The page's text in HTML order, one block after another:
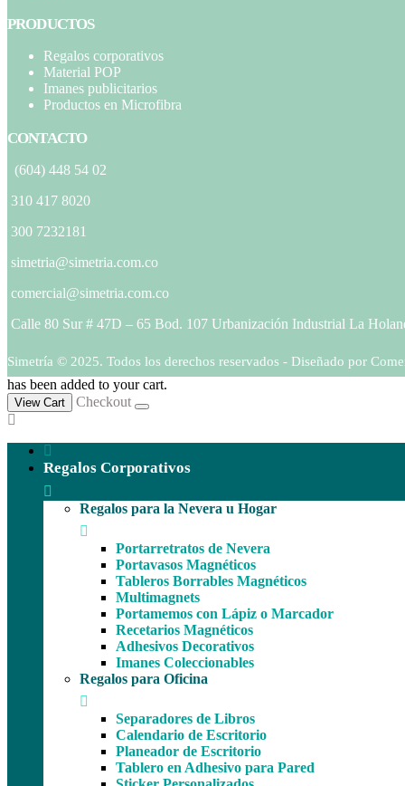
PRODUCTOS
Regalos corporativos
Material POP
Imanes publicitarios
Productos en Microfibra
CONTACTO
(604) 448 54 02
310 417 8020
300 7232181
simetria@simetria.com.co
comercial@simetria.com.co
Calle 80 Sur # 47D – 65 Bod. 107 Urbanización Industrial La
Simetría © 2025. Todos los derechos reservados - Diseñado por
has been added to your cart.
View Cart Checkout
Regalos Corporativos
Regalos para la Nevera u Hogar
Portarretratos de Nevera
Portavasos Magnéticos
Tableros Borrables Magnéticos
Multimagnets
Portamemos con Lápiz o Marcador
Recetarios Magnéticos
Adhesivos Decorativos
Imanes Coleccionables
Regalos para Oficina
Separadores de Libros
Calendario de Escritorio
Planeador de Escritorio
Tablero en Adhesivo para Pared